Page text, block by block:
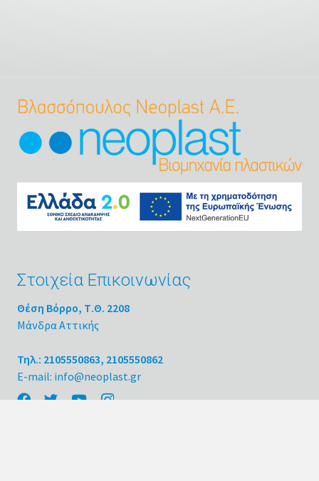
Στοιχεία Επικοινωνίας
Θέση Βόρρο, Τ.Θ. 2208
Μάνδρα Αττικής
Τηλ.: 2105550863, 2105550862
E-mail: info@neoplast.gr